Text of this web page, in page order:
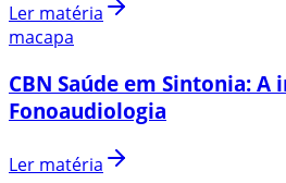
Ler matéria
macapa
CBN Saúde em Sintonia:
Fonoaudiologia
Ler matéria